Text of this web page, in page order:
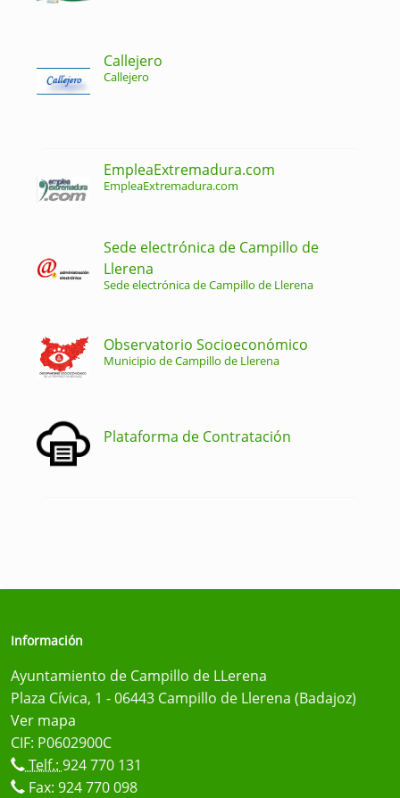
Callejero
Callejero
EmpleaExtremadura.com
EmpleaExtremadura.com
Sede electrónica de Campillo de
Llerena
Sede electrónica de Campillo de Llerena
Observatorio Socioeconómico
Municipio de Campillo de Llerena
Plataforma de Contratación
Información
Ayuntamiento de Campillo de LLerena
Plaza Cívica, 1 - 06443 Campillo de Llerena (Badajoz)
Ver mapa
CIF: P0602900C
Telf.: 924 770 131
Fax: 924 770 098